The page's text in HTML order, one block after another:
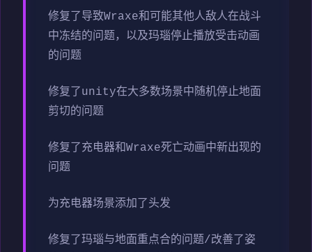
修复了导致Wraxe和可能其他人敌人在战斗
中冻结的问题，以及玛瑙停止播放受击动画
的问题
修复了unity在大多数场景中随机停止地面
剪切的问题
修复了充电器和Wraxe死亡动画中新出现的
问题
为充电器场景添加了头发
修复了玛瑙与地面重点合的问题/改善了姿